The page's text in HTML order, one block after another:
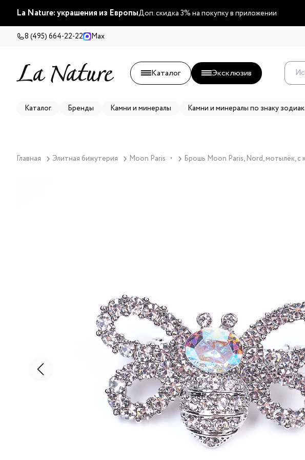
La Nature: украшения из ЕвропыДоп. скидка 3% на покупку в приложении
8 (495) 664-22-22 Max
Каталог Эксклюзив
Каталог Бренды Камни и минералы Камни и минералы по знаку
Главная Элитная бижутерия Moon Paris ▼ Брошь Moon Paris, Nord, мотылёк, с